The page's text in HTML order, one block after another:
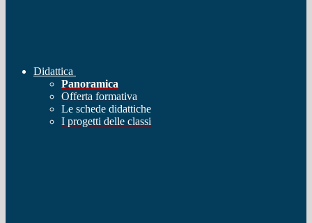
Didattica
Panoramica
Offerta formativa
Le schede didattiche
I progetti delle classi